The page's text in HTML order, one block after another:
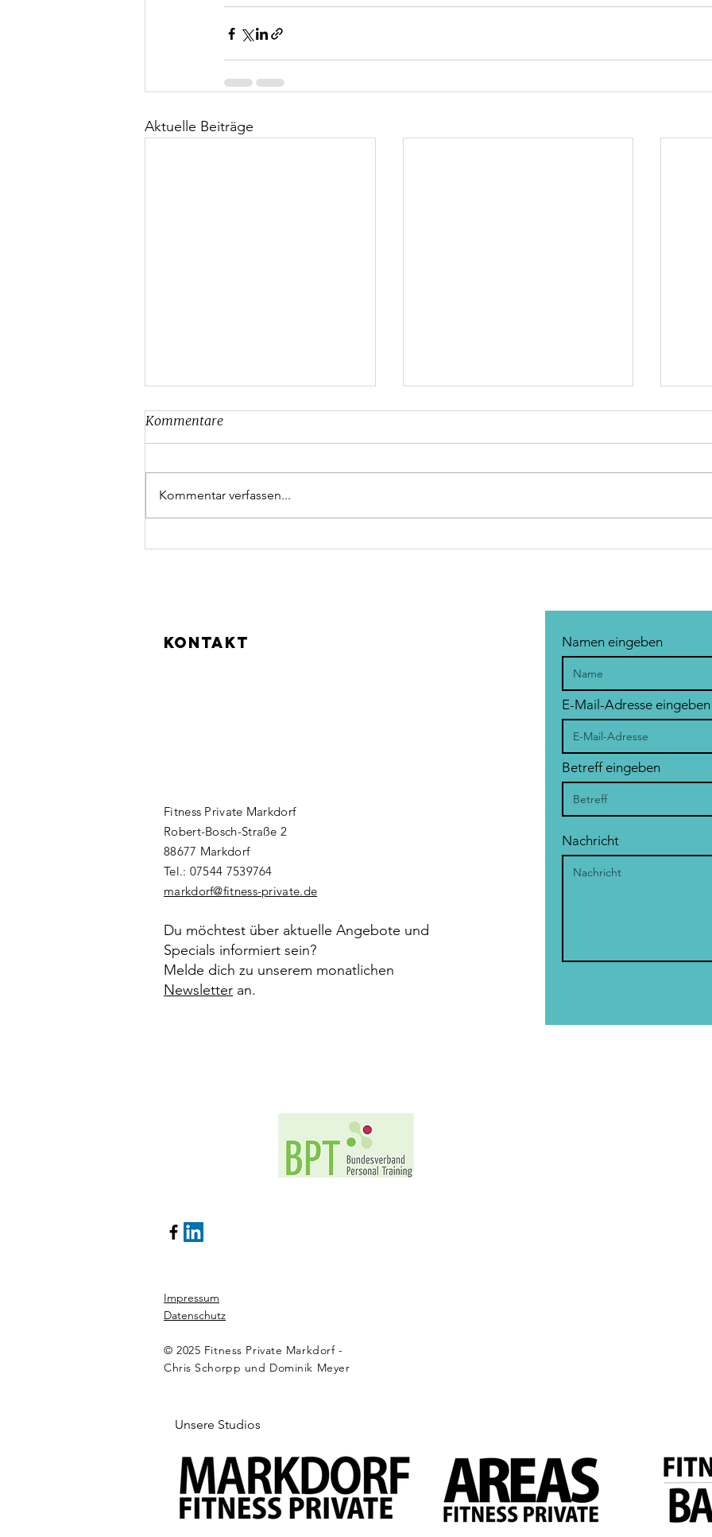
Aktuelle Beiträge
Kommentare
Kommentar verfassen...
KONTAKT
Fitness Private Markdorf
Robert-Bosch-Straße 2
88677 Markdorf​
Tel.: ‭07544 7539764‬
markdorf@fitness-private.de
Du möchtest über aktuelle Angebote und
Specials informiert sein?
Melde dich zu unserem monatlichen
Newsletter an.
Namen eingeben
E-Mail-Adresse eingeben
Betreff eingeben
Nachricht
Impressum
Datenschutz
© 2025 Fitness Private Markdorf -
Chris Schorpp und Dominik Meyer
Unsere Studios